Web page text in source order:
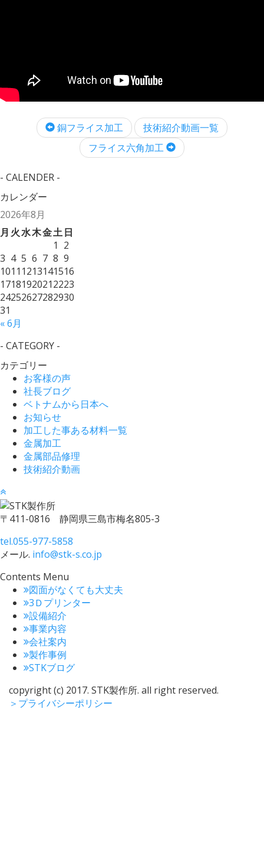
銅フライス加工
技術紹介動画一覧
フライス六角加工
- CALENDER -
カレンダー
2026年8月
月 火水木金土日
« 6月
1 2
3 4 5 6 7 8 9
1011 1213141516
17181920212223
24252627282930
31
- CATEGORY -
カテゴリー
お客様の声
社長ブログ
ベトナムから日本へ
お知らせ
加工した事ある材料一覧
金属加工
金属部品修理
技術紹介動画
〒411-0816 静岡県三島市梅名805-3
tel.055-977-5858
メール. info@stk-s.co.jp
Contents Menu
図面がなくても大丈夫
3Ｄプリンター
設備紹介
事業内容
会社案内
製作事例
STKブログ
copyright (c) 2017. STK製作所. all right reserved.
＞ プライバシーポリシー